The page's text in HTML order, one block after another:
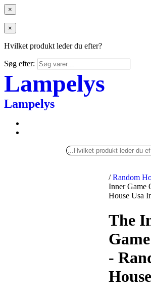
×
×
Hvilket produkt leder du efter?
Søg efter:
Lampelys
Lampelys
/ Random
Inner Game
House Usa
The
-